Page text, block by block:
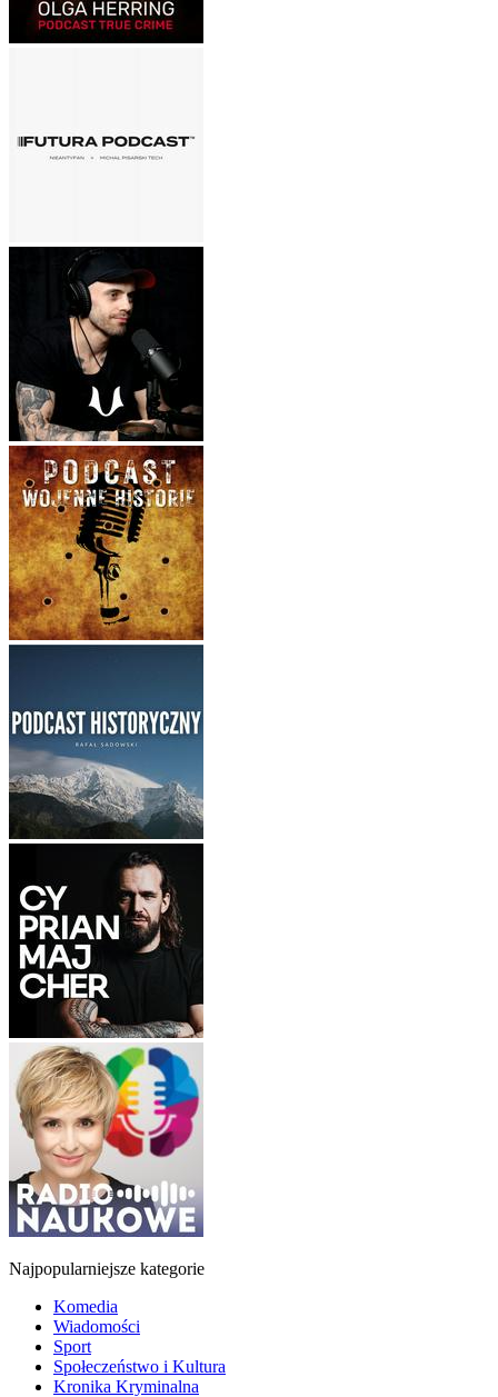
Najpopularniejsze kategorie
Komedia
Wiadomości
Sport
Społeczeństwo i Kultura
Kronika Kryminalna